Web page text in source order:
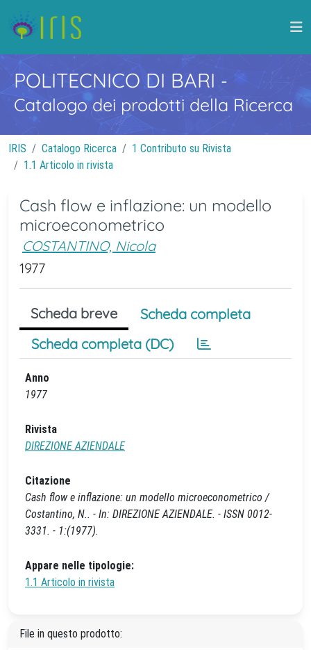
POLITECNICO DI BARI -
Catalogo dei prodotti della Ricerca
IRIS Catalogo Ricerca
1 Contributo su Rivista
1.1 Articolo in rivista
Cash flow e inflazione: un modello
microeconometrico
COSTANTINO, Nicola
1977
Scheda breve
Scheda completa
Scheda completa (DC)
Anno
1977
Rivista
DIREZIONE AZIENDALE
Citazione
Cash flow e inflazione: un modello microeconometrico /
Costantino, N.. - In: DIREZIONE AZIENDALE. - ISSN 0012-
3331. - 1:(1977).
Appare nelle tipologie:
1.1 Articolo in rivista
File in questo prodotto: